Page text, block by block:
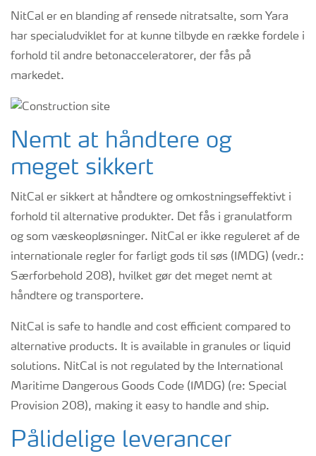
NitCal er en blanding af rensede nitratsalte, som Yara
har specialudviklet for at kunne tilbyde en række fordele i
forhold til andre betonacceleratorer, der fås på
markedet.
Nemt at håndtere og
meget sikkert
NitCal er sikkert at håndtere og omkostningseffektivt i
forhold til alternative produkter. Det fås i granulatform
og som væskeopløsninger. NitCal er ikke reguleret af de
internationale regler for farligt gods til søs (IMDG) (vedr.:
Særforbehold 208), hvilket gør det meget nemt at
håndtere og transportere.
NitCal is safe to handle and cost efficient compared to
alternative products. It is available in granules or liquid
solutions. NitCal is not regulated by the International
Maritime Dangerous Goods Code (IMDG) (re: Special
Provision 208), making it easy to handle and ship.
Pålidelige leverancer